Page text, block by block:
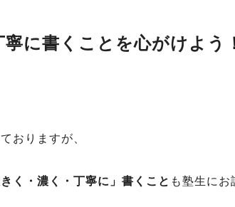
に書くことを心がけよう
おりますが、
く・濃く・丁寧に」書くこと も塾生にお